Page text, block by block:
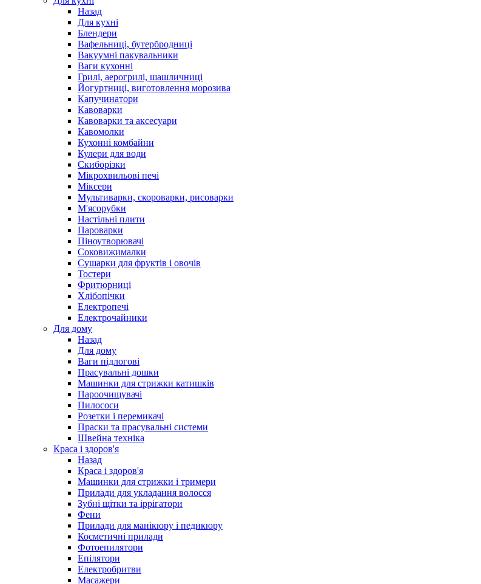
Назад
Для кухні
Блендери
Вафельниці, бутербродниці
Вакуумні пакувальники
Ваги кухонні
Грилі, аерогрилі, шашличниці
Йогуртниці, виготовлення морозива
Капучинатори
Кавоварки
Кавоварки та аксесуари
Кавомолки
Кухонні комбайни
Кулери для води
Скиборізки
Мікрохвильові печі
Міксери
Мультиварки, скороварки, рисоварки
М'ясорубки
Настільні плити
Пароварки
Піноутворювачі
Соковижималки
Сушарки для фруктів і овочів
Тостери
Фритюрниці
Хлібопічки
Електропечі
Електрочайники
Для дому
Назад
Для дому
Ваги підлогові
Прасувальні дошки
Машинки для стрижки катишків
Пароочищувачі
Пилососи
Розетки і перемикачі
Праски та прасувальні системи
Швейна техніка
Краса і здоров'я
Назад
Краса і здоров'я
Машинки для стрижки і тримери
Прилади для укладання волосся
Зубні щітки та іррігатори
Фени
Прилади для манікюру і педикюру
Косметичні прилади
Фотоепилятори
Епілятори
Електробритви
Масажери